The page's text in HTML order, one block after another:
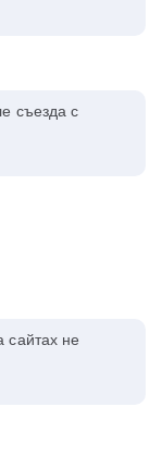
съезда с
сайтах не